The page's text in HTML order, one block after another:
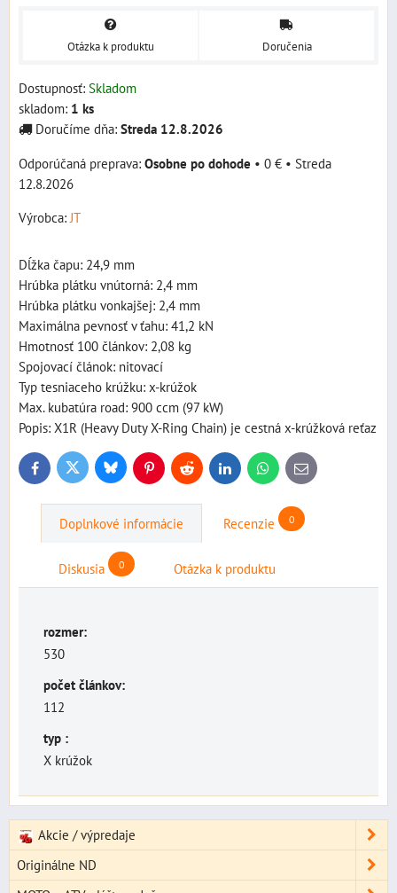
Otázka k produktu Doručenia
Dostupnosť: Skladom
skladom: 1 ks
Doručíme dňa: Streda 12.8.2026
Osobne po dohode • 0 € • Streda
12.8.2026
Výrobca: JT
Dĺžka čapu: 24,9 mm
Hrúbka plátku vnútorná: 2,4 mm
Hrúbka plátku vonkajšej: 2,4 mm
Maximálna pevnosť v ťahu: 41,2 kN
Hmotnosť 100 článkov: 2,08 kg
Spojovací článok: nitovací
Typ tesniaceho krúžku: x-krúžok
Max. kubatúra road: 900 ccm (97 kW)
Popis: X1R (Heavy Duty X-Ring Chain) je cestná x-krúžková reťaz
FacebookTwitter BlueskyPinterestReddit LinkedInWhatsApp
E-
mail
Doplnkové informácie Recenzie 0
Diskusia 0 Otázka k produktu
rozmer:
530
počet článkov:
112
typ :
X krúžok
Akcie / výpredaje
Originálne ND